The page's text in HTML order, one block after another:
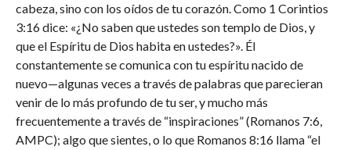
cabeza, sino con los oídos de tu corazón. Como 1 Corintios
3:16 dice: «¿No saben que ustedes son templo de Dios, y
que el Espíritu de Dios habita en ustedes?». Él
constantemente se comunica con tu espíritu nacido de
nuevo—algunas veces a través de palabras que parecieran
venir de lo más profundo de tu ser, y mucho más
frecuentemente a través de “inspiraciones” (Romanos 7:6,
AMPC); algo que sientes, o lo que Romanos 8:16 llama “el